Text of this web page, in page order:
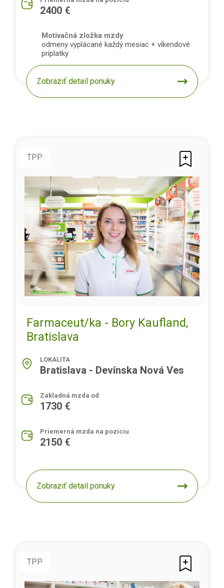
2400 €
Motivačná zložka mzdy
odmeny vyplácané každý mesiac + víkendové
príplatky
Zobraziť detail ponuky
TPP
Farmaceut/ka - Bory Kaufland,
Bratislava
LOKALITA
Bratislava - Devínska Nová Ves
Základná mzda od
1730 €
Priemerná mzda na pozíciu
2150 €
Zobraziť detail ponuky
TPP